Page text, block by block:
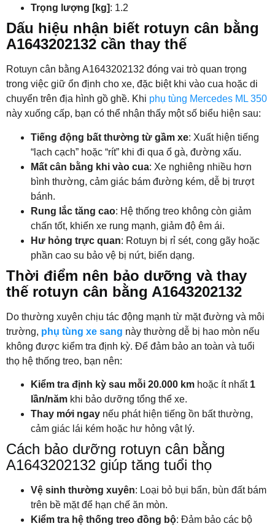
Trọng lượng [kg]: 1.2
Dấu hiệu nhận biết rotuyn cân bằng
A1643202132 cần thay thế
Rotuyn cân bằng A1643202132 đóng vai trò quan trọng
trong việc giữ ổn định cho xe, đặc biệt khi vào cua hoặc di
chuyển trên địa hình gồ ghề. Khi phụ tùng Mercedes ML 350
này xuống cấp, bạn có thể nhận thấy một số biểu hiện sau:
Tiếng động bất thường từ gầm xe: Xuất hiện tiếng
“lạch cạch” hoặc “rít” khi đi qua ổ gà, đường xấu.
Mất cân bằng khi vào cua: Xe nghiêng nhiều hơn
bình thường, cảm giác bám đường kém, dễ bị trượt
bánh.
Rung lắc tăng cao: Hệ thống treo không còn giảm
chấn tốt, khiến xe rung mạnh, giảm độ êm ái.
Hư hỏng trực quan: Rotuyn bị rỉ sét, cong gãy hoặc
phần cao su bảo vệ bị nứt, biến dạng.
Thời điểm nên bảo dưỡng và thay
thế rotuyn cân bằng A1643202132
Do thường xuyên chịu tác động mạnh từ mặt đường và môi
trường, phụ tùng xe sang này thường dễ bị hao mòn nếu
không được kiểm tra định kỳ. Để đảm bảo an toàn và tuổi
thọ hệ thống treo, bạn nên:
Kiểm tra định kỳ sau mỗi 20.000 km hoặc ít nhất 1
lần/năm khi bảo dưỡng tổng thể xe.
Thay mới ngay nếu phát hiện tiếng ồn bất thường,
cảm giác lái kém hoặc hư hỏng vật lý.
Cách bảo dưỡng rotuyn cân bằng
A1643202132 giúp tăng tuổi thọ
Vệ sinh thường xuyên: Loại bỏ bụi bẩn, bùn đất bám
trên bề mặt để hạn chế ăn mòn.
Kiểm tra hệ thống treo đồng bộ: Đảm bảo các bộ